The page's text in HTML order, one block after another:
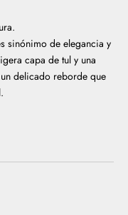
sinónimo de elegancia y
capa de tul y una
delicado reborde que